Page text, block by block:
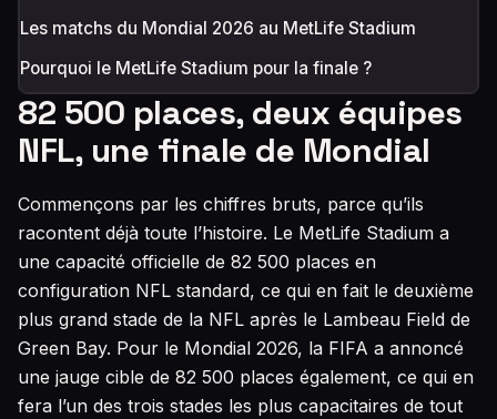
Les matchs du Mondial 2026 au MetLife Stadium
Pourquoi le MetLife Stadium pour la finale ?
82 500 places, deux équipes
NFL, une finale de Mondial
Commençons par les chiffres bruts, parce qu’ils
racontent déjà toute l’histoire. Le MetLife Stadium a
une capacité officielle de 82 500 places en
configuration NFL standard, ce qui en fait le deuxième
plus grand stade de la NFL après le Lambeau Field de
Green Bay. Pour le Mondial 2026, la FIFA a annoncé
une jauge cible de 82 500 places également, ce qui en
fera l’un des trois stades les plus capacitaires de tout